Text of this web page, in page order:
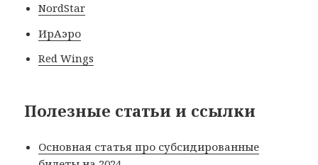
NordStar
ИрАэро
Red Wings
Полезные статьи и ссылки
Основная статья про субсидированные